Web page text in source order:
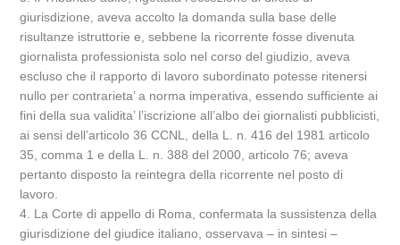
giurisdizione, aveva accolto la domanda sulla base delle
risultanze istruttorie e, sebbene la ricorrente fosse divenuta
giornalista professionista solo nel corso del giudizio, aveva
escluso che il rapporto di lavoro subordinato potesse ritenersi
nullo per contrarieta’ a norma imperativa, essendo sufficiente ai
fini della sua validita’ l’iscrizione all’albo dei giornalisti pubblicisti,
ai sensi dell’articolo 36 CCNL, della L. n. 416 del 1981 articolo
35, comma 1 e della L. n. 388 del 2000, articolo 76; aveva
pertanto disposto la reintegra della ricorrente nel posto di
lavoro.
4. La Corte di appello di Roma, confermata la sussistenza della
giurisdizione del giudice italiano, osservava – in sintesi –